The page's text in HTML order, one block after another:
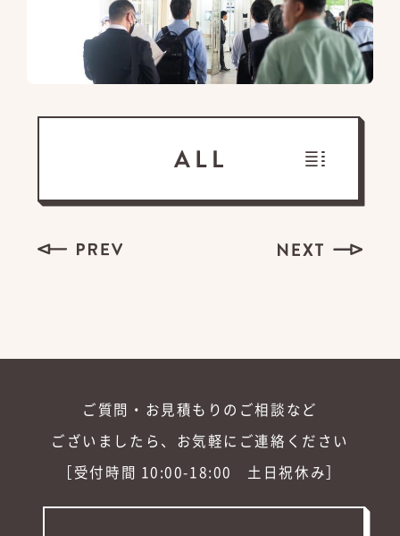
ご質問・お見積もりのご相談など
ございましたら、お気軽にご連絡ください
［受付時間 10:00-18:00 土日祝休み］